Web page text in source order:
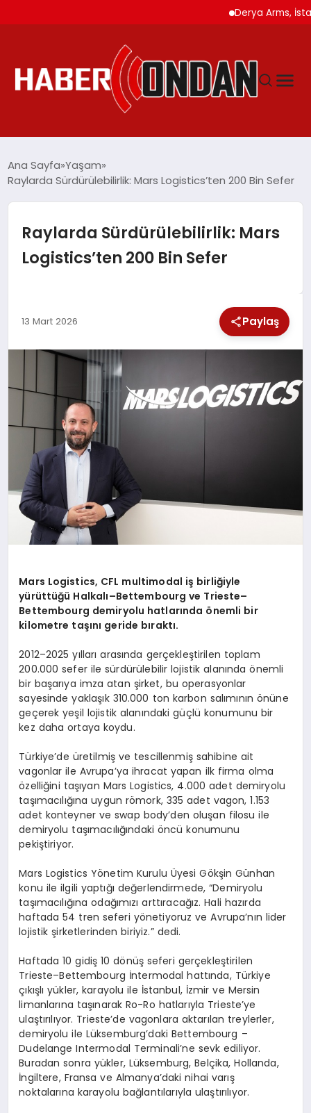
Derya Arms,
DÜNYA
SPOR
YAŞAM
Ana Sayfa Yaşam
Raylarda Sürdürülebilirlik: Mars Logistics’ten 200 Bin Sefer
Raylarda Sürdürülebilirlik: Mars
Logistics’ten 200 Bin Sefer
13 Mart 2026 Paylaş
Mars Logistics, CFL multimodal iş birliğiyle
yürüttüğü Halkalı–Bettembourg ve Trieste–
Bettembourg demiryolu hatlarında önemli bir
kilometre taşını geride bıraktı.
2012–2025 yılları arasında gerçekleştirilen toplam
200.000 sefer ile sürdürülebilir lojistik alanında önemli
bir başarıya imza atan şirket, bu operasyonlar
sayesinde yaklaşık 310.000 ton karbon salımının önüne
geçerek yeşil lojistik alanındaki güçlü konumunu bir
kez daha ortaya koydu.
Türkiye’de üretilmiş ve tescillenmiş sahibine ait
vagonlar ile Avrupa’ya ihracat yapan ilk firma olma
özelliğini taşıyan Mars Logistics, 4.000 adet demiryolu
taşımacılığına uygun römork, 335 adet vagon, 1.153
adet konteyner ve swap body’den oluşan filosu ile
demiryolu taşımacılığındaki öncü konumunu
pekiştiriyor.
Mars Logistics Yönetim Kurulu Üyesi Gökşin Günhan
konu ile ilgili yaptığı değerlendirmede, “Demiryolu
taşımacılığına odağımızı arttıracağız. Hali hazırda
haftada 54 tren seferi yönetiyoruz ve Avrupa’nın lider
lojistik şirketlerinden biriyiz.” dedi.
Haftada 10 gidiş 10 dönüş seferi gerçekleştirilen
Trieste–Bettembourg İntermodal hattında, Türkiye
çıkışlı yükler, karayolu ile İstanbul, İzmir ve Mersin
limanlarına taşınarak Ro-Ro hatlarıyla Trieste’ye
ulaştırılıyor. Trieste’de vagonlara aktarılan treylerler,
demiryolu ile Lüksemburg’daki Bettembourg –
Dudelange Intermodal Terminali’ne sevk ediliyor.
Buradan sonra yükler, Lüksemburg, Belçika, Hollanda,
İngiltere, Fransa ve Almanya’daki nihai varış
noktalarına karayolu bağlantılarıyla ulaştırılıyor.